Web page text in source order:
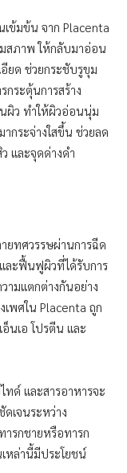
ข้มข้น จาก Placenta
สภาพ ให้กลับมาอ่อน
ยด ช่วยกระชับรูขุม
กระตุ้นการสร้าง
ผิว ทำให้ผิวอ่อนนุ่ม
ระจ่างใสขึ้น ช่วยลด
และจุดด่างดำ
ยทศวรรษผ่านการฉีด
และฟื้นฟูผิวที่ได้รับการ
ามแตกต่างกันอย่าง
เพศใน Placenta ถูก
นเอ โปรตีน และ
ทด์ และสารอาหารจะ
เจนระหว่าง
รกชายหรือทารก
หล่านี้มีประโยชน์